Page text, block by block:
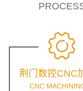
荆门数控CNC
CNC